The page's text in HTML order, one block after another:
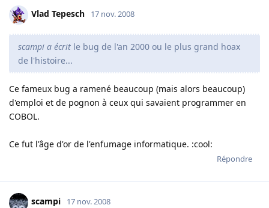
Vlad Tepesch 17 nov. 2008
scampi a écrit le bug de l'an 2000 ou le plus grand hoax
de l'histoire...
Ce fameux bug a ramené beaucoup (mais alors beaucoup)
d'emploi et de pognon à ceux qui savaient programmer en
COBOL.
Ce fut l'âge d'or de l'enfumage informatique. :cool:
Répondre
scampi 17 nov. 2008